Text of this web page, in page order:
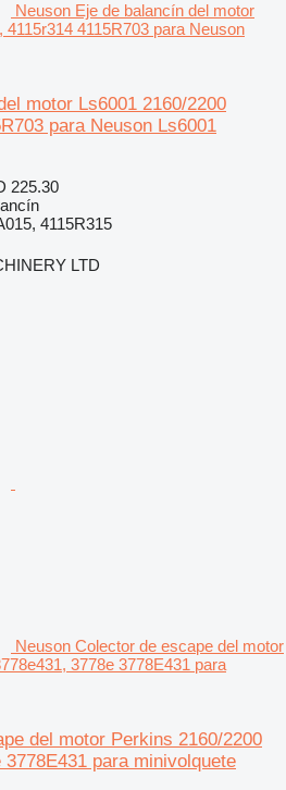
Neuson Eje de balancín del motor
4115r314 4115R703 para Neuson
motor Ls6001 2160/2200
para Neuson Ls6001
225.30
4115R315
LTD
Neuson Colector de escape del motor
3778e 3778E431 para
del motor Perkins 2160/2200
para minivolquete